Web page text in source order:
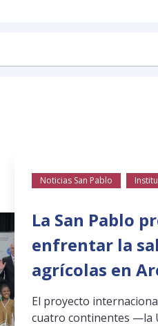
Noticias San Pablo
La San Pablo
enfrentar la
agrícolas en
El proyecto
cuatro continentes —la